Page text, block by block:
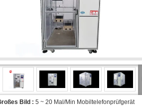
Bild : 5 ~ 20 Mal/Min Mobiltelefonprüfgerät